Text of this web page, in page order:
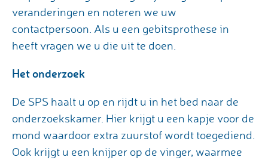
veranderingen en noteren we uw
contactpersoon. Als u een gebitsprothese in
heeft vragen we u die uit te doen.
Het onderzoek
De SPS haalt u op en rijdt u in het bed naar de
onderzoekskamer. Hier krijgt u een kapje voor de
mond waardoor extra zuurstof wordt toegediend.
Ook krijgt u een knijper op de vinger, waarmee